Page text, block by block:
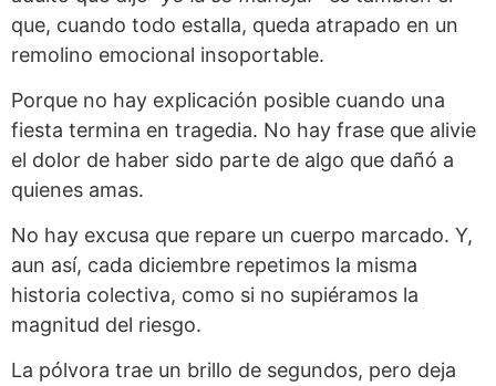
que, cuando todo estalla, queda atrapado en un
remolino emocional insoportable.
Porque no hay explicación posible cuando una
fiesta termina en tragedia. No hay frase que alivie
el dolor de haber sido parte de algo que dañó a
quienes amas.
No hay excusa que repare un cuerpo marcado. Y,
aun así, cada diciembre repetimos la misma
historia colectiva, como si no supiéramos la
magnitud del riesgo.
La pólvora trae un brillo de segundos, pero deja